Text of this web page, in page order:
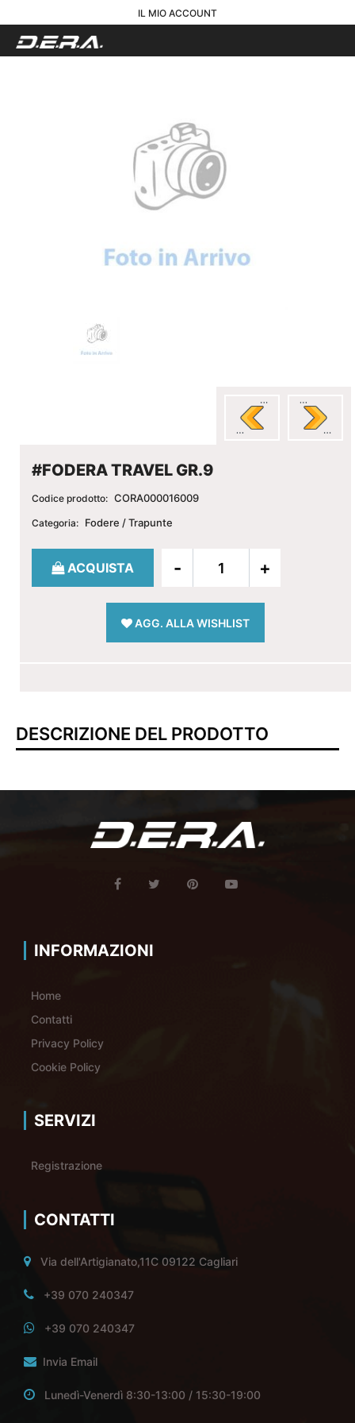
IL MIO ACCOUNT
#FODERA TRAVEL GR.9
Codice prodotto: CORA000016009
Categoria: Fodere / Trapunte
Quantità
ACQUISTA
AGG. ALLA WISHLIST
DESCRIZIONE DEL PRODOTTO
INFORMAZIONI
Home
Contatti
Privacy Policy
Cookie Policy
SERVIZI
Registrazione
CONTATTI
Via dell'Artigianato,11C 09122 Cagliari
+39 070 240347
+39 070 240347
Invia Email
Lunedì-Venerdì 8:30-13:00 / 15:30-19:00